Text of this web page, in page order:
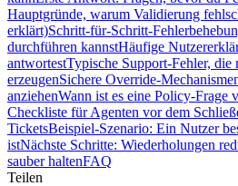
Hauptgründe, warum Validierung
erklärt)
durchführen kannstHäufige
antwortestTypische Support‑Fehler, die
erzeugenSichere
anziehenWann ist es eine Policy‑Frage
Checkliste für Agenten vor dem
TicketsBeispiel‑Szenario: Ein Nutzer
istNächste Schritte: Wiederholungen
sauber haltenFAQ
Teilen